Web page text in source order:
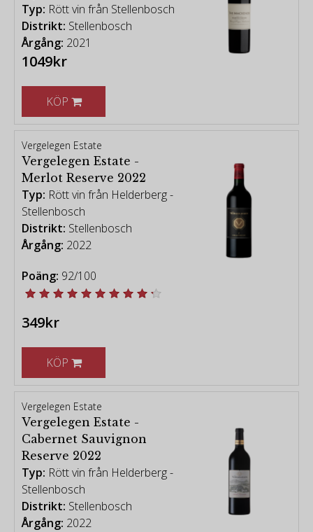
Typ: Rött vin från Stellenbosch
Distrikt: Stellenbosch
Årgång: 2021
1049kr
KÖP
Vergelegen Estate
Vergelegen Estate -
Merlot Reserve 2022
Typ: Rött vin från Helderberg -
Stellenbosch
Distrikt: Stellenbosch
Årgång: 2022
Poäng: 92/100
349kr
KÖP
Vergelegen Estate
Vergelegen Estate -
Cabernet Sauvignon
Reserve 2022
Typ: Rött vin från Helderberg -
Stellenbosch
Distrikt: Stellenbosch
Årgång: 2022